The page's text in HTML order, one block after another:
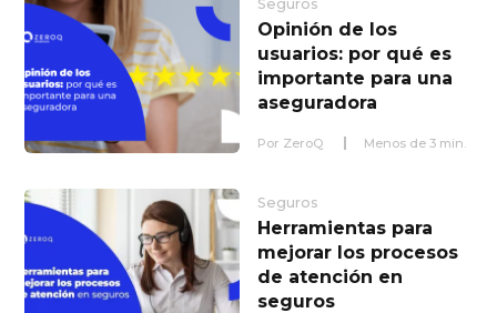
Seguros
Opinión de los
usuarios: por qué es
importante para una
aseguradora
Por ZeroQ Menos de 3 min.
Seguros
Herramientas para
mejorar los procesos
de atención en
seguros